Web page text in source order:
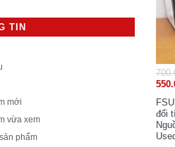
- Japan
co.,Ltd - Japan
- Japan
TIN
mới
vừa xem
phẩm
đổi